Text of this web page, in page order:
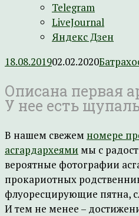
Telegram
LiveJournal
Яндекс Дзен
18.08.201902.02.2020
Описана первая
У нее есть
В нашем свежем номере
асгардархеями мы с
вероятные фотографии
прокариотных
флуоресцирующие пятна,
И тем не менее –